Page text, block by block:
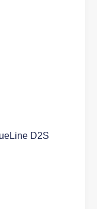
D2S